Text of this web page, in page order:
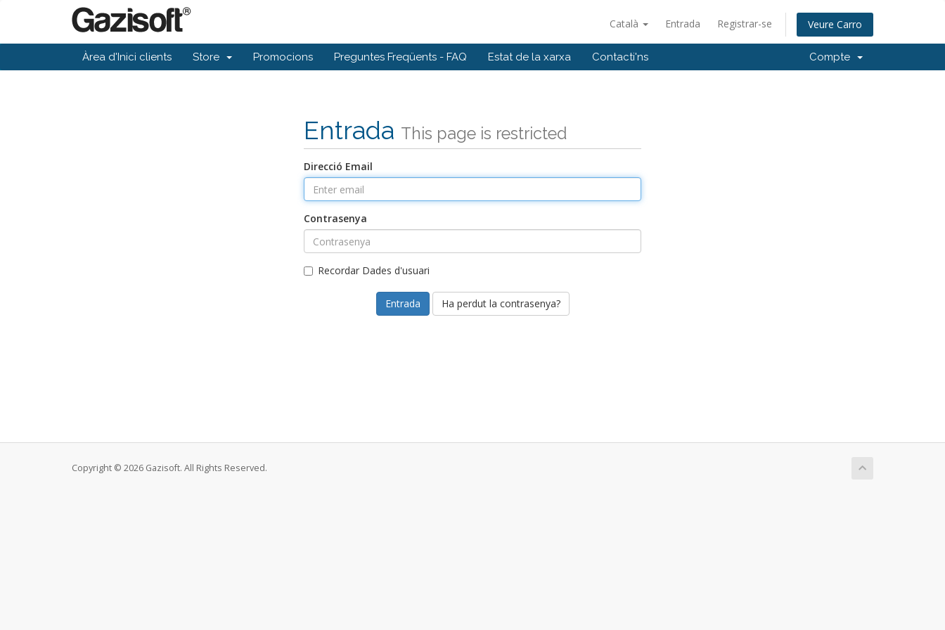
Català Entrada Registrar-se Veure Carro
Àrea d'Inici clients Store Promocions Preguntes Freqüents - FAQ Estat de la xarxa Contacti'ns Compte
Entrada This page is restricted
Direcció Email
Contrasenya
Recordar Dades d'usuari
Ha perdut la contrasenya?
Copyright © 2026 Gazisoft. All Rights Reserved.